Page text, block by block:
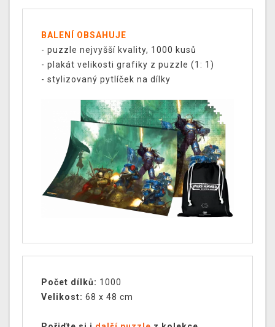
BALENÍ OBSAHUJE
- puzzle nejvyšší kvality, 1000 kusů
- plakát velikosti grafiky z puzzle (1: 1)
- stylizovaný pytlíček na dílky
Počet dílků: 1000
Velikost: 68 x 48 cm